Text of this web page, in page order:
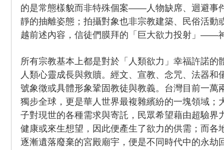
的是常態樣貌而非特殊個案——人物缺席、迴避事
靜的抽離姿態；拍攝對象也非宗教建築、民俗活動
越前述內容，信徒們膜拜的「巨大欲力投射」——
所有宗教基本上都是對於「人類欲力」幸福許諾的
人類心靈成長與救贖。經文、宣教、念咒、法器和
號象徵或具體形象鞏固教徒與教義。台灣目前一萬
獨步全球，更是華人世界最複雜繽紛的一塊領域；
子對現世的各種需求與寄託，民眾希望藉由超驗界
健康或來生想望，因此便產生了欲力的供需；而各
逐漸遺落廢棄的宮殿廟宇，便是不同時代中的永